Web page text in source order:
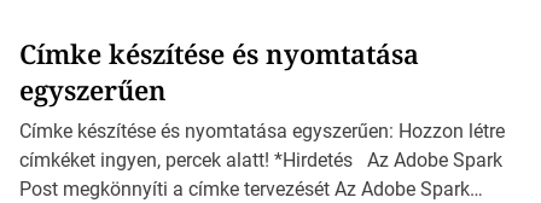
Címke készítése és nyomtatása
egyszerűen
Címke készítése és nyomtatása egyszerűen: Hozzon létre
címkéket ingyen, percek alatt! *Hirdetés Az Adobe Spark
Post megkönnyíti a címke tervezését Az Adobe Spark